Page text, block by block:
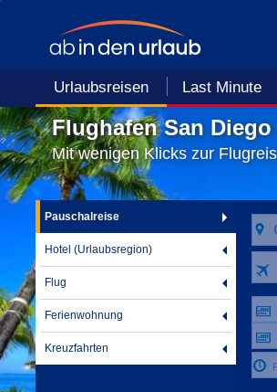
Urlaubsreisen Last Minute
Flughafen San Diego
Mit wenigen Klicks zur
Pauschalreise
Hotel (Urlaubsregion)
Flug
Ferienwohnung
Kreuzfahrten